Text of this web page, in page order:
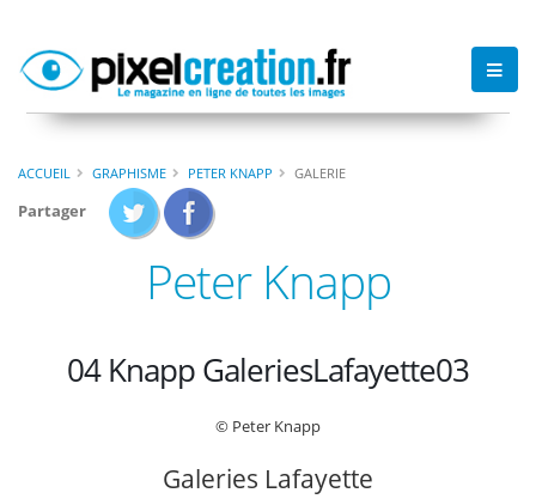
ACCUEIL GRAPHISME PETER KNAPP GALERIE
Partager
Peter Knapp
04 Knapp GaleriesLafayette03
© Peter Knapp
Galeries Lafayette